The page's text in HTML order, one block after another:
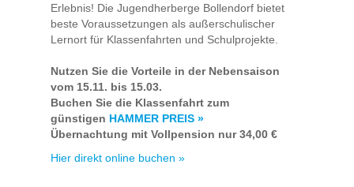
Erlebnis! Die Jugendherberge Bollendorf bietet
beste Voraussetzungen als außerschulischer
Lernort für Klassenfahrten und Schulprojekte.
Nutzen Sie die Vorteile in der Nebensaison
vom 15.11. bis 15.03.
Buchen Sie die Klassenfahrt zum
günstigen HAMMER PREIS »
Übernachtung mit Vollpension nur 34,00 €
Hier direkt online buchen »